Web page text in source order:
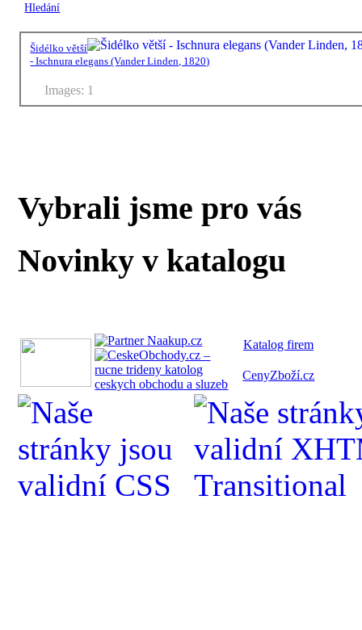
Hledání
Šidélko větší
- Ischnura elegans (Vander Linden, 1820)
Images: 1
Vybrali jsme pro vás
Novinky v katalogu
Katalog firem
CenyZboží.cz